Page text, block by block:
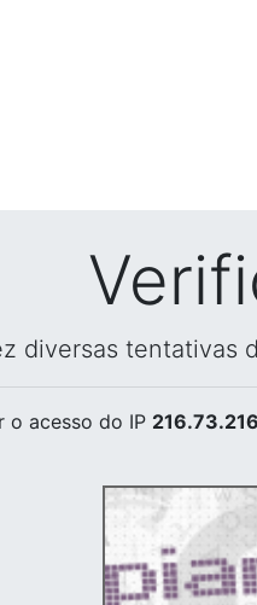
diversas tentativas
o acesso do IP